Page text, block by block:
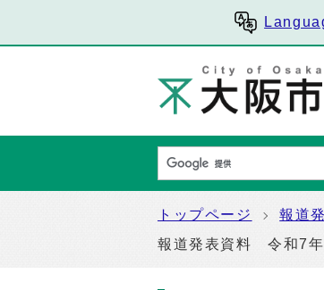
トップページ 報道
報道発表資料 令和7年